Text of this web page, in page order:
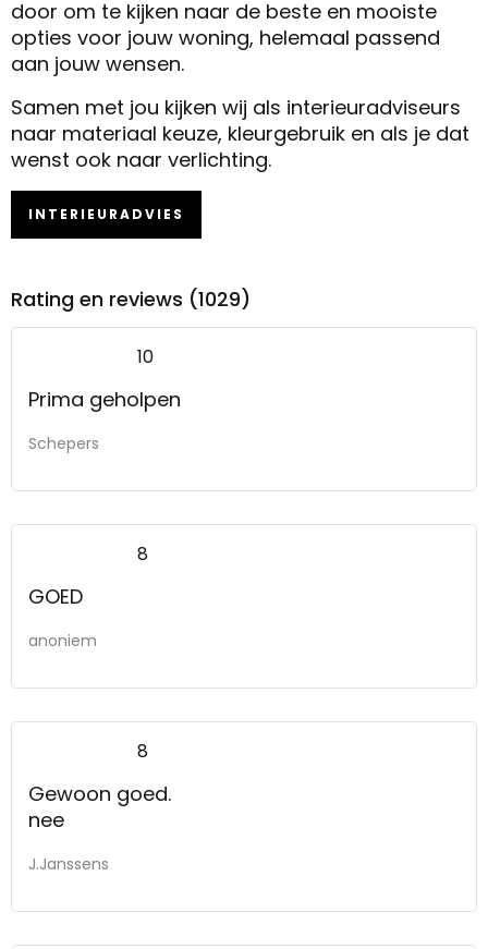
door om te kijken naar de beste en mooiste
opties voor jouw woning, helemaal passend
aan jouw wensen.
Samen met jou kijken wij als interieuradviseurs
naar materiaal keuze, kleurgebruik en als je dat
wenst ook naar verlichting.
INTERIEURADVIES
Rating en reviews (1029)
10
Prima geholpen
Schepers
8
GOED
anoniem
8
Gewoon goed.
nee
J.Janssens